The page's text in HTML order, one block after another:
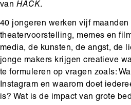
van HACK.
40 jongeren werken vijf maanden
theatervoorstelling, memes en
media, de kunsten, de angst, de
jonge makers krijgen creatieve
te formuleren op vragen zoals:
Instagram en waarom doet
is? Wat is de impact van grote